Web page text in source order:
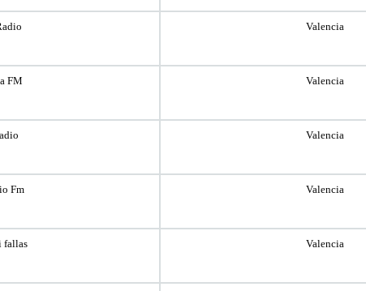
Valencia
FM Valencia
Valencia
Fm Valencia
fallas Valencia